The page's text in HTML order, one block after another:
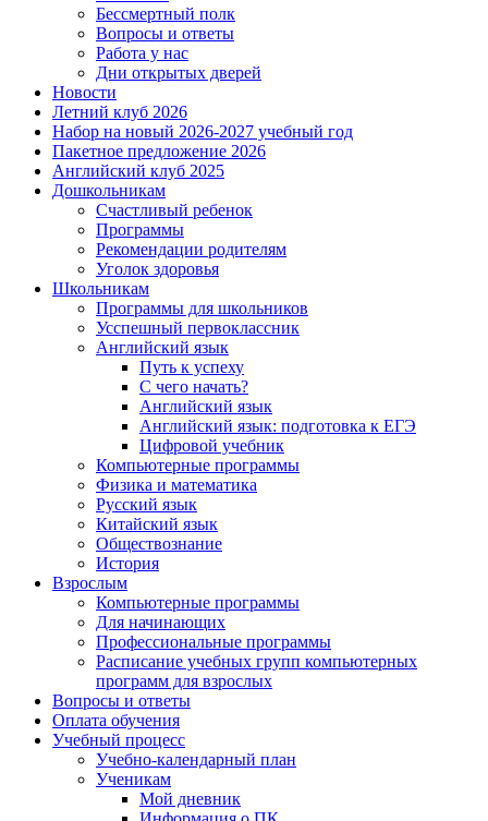
Бессмертный полк
Вопросы и ответы
Работа у нас
Дни открытых дверей
Новости
Летний клуб 2026
Набор на новый 2026-2027 учебный год
Пакетное предложение 2026
Английский клуб 2025
Дошкольникам
Счастливый ребенок
Программы
Рекомендации родителям
Уголок здоровья
Школьникам
Программы для школьников
Усспешный первоклассник
Английский язык
Путь к успеху
С чего начать?
Английский язык
Английский язык: подготовка к ЕГЭ
Цифровой учебник
Компьютерные программы
Физика и математика
Русский язык
Китайский язык
Обществознание
История
Взрослым
Компьютерные программы
Для начинающих
Профессиональные программы
Расписание учебных групп компьютерных
программ для взрослых
Вопросы и ответы
Оплата обучения
Учебный процесс
Учебно-календарный план
Ученикам
Мой дневник